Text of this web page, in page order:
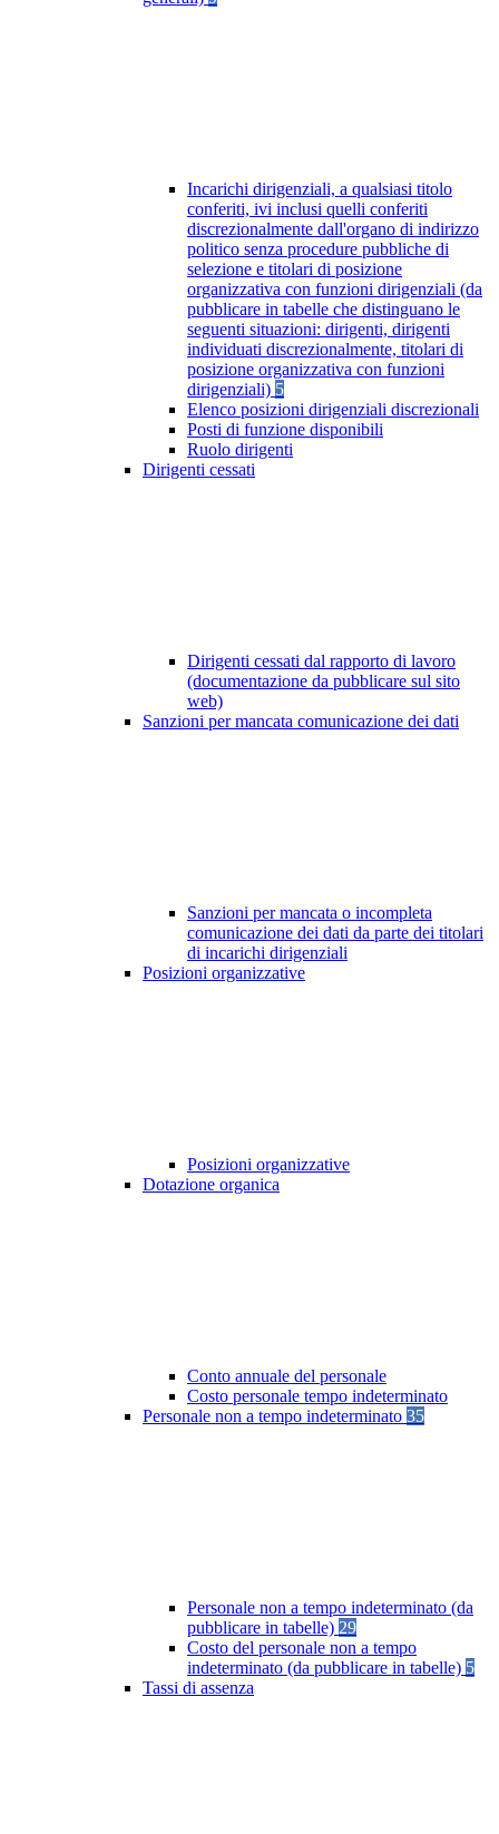
Incarichi dirigenziali, a qualsiasi titolo
conferiti, ivi inclusi quelli conferiti
discrezionalmente dall'organo di indirizzo
politico senza procedure pubbliche di
selezione e titolari di posizione
organizzativa con funzioni dirigenziali (da
pubblicare in tabelle che distinguano le
seguenti situazioni: dirigenti, dirigenti
individuati discrezionalmente, titolari di
posizione organizzativa con funzioni
dirigenziali) 5
Elenco posizioni dirigenziali discrezionali
Posti di funzione disponibili
Ruolo dirigenti
Dirigenti cessati
Dirigenti cessati dal rapporto di lavoro
(documentazione da pubblicare sul sito
web)
Sanzioni per mancata comunicazione dei dati
Sanzioni per mancata o incompleta
comunicazione dei dati da parte dei titolari
di incarichi dirigenziali
Posizioni organizzative
Posizioni organizzative
Dotazione organica
Conto annuale del personale
Costo personale tempo indeterminato
Personale non a tempo indeterminato 35
Personale non a tempo indeterminato (da
pubblicare in tabelle) 29
Costo del personale non a tempo
indeterminato (da pubblicare in tabelle) 5
Tassi di assenza